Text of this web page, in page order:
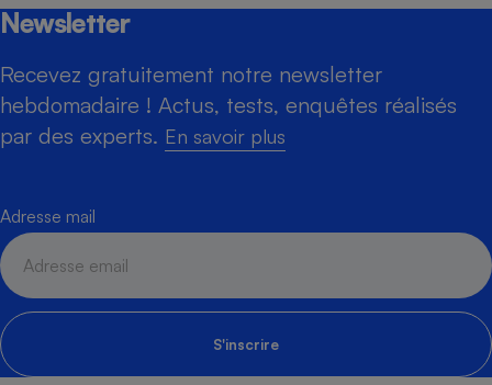
Newsletter
Recevez gratuitement notre newsletter
hebdomadaire ! Actus, tests, enquêtes réalisés
par des experts. En savoir plus
Adresse mail
S'inscrire